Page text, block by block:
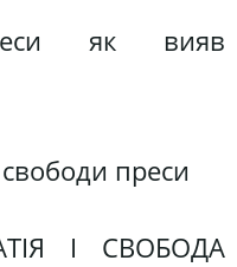
як вияв
свободи преси
І СВОБОДА